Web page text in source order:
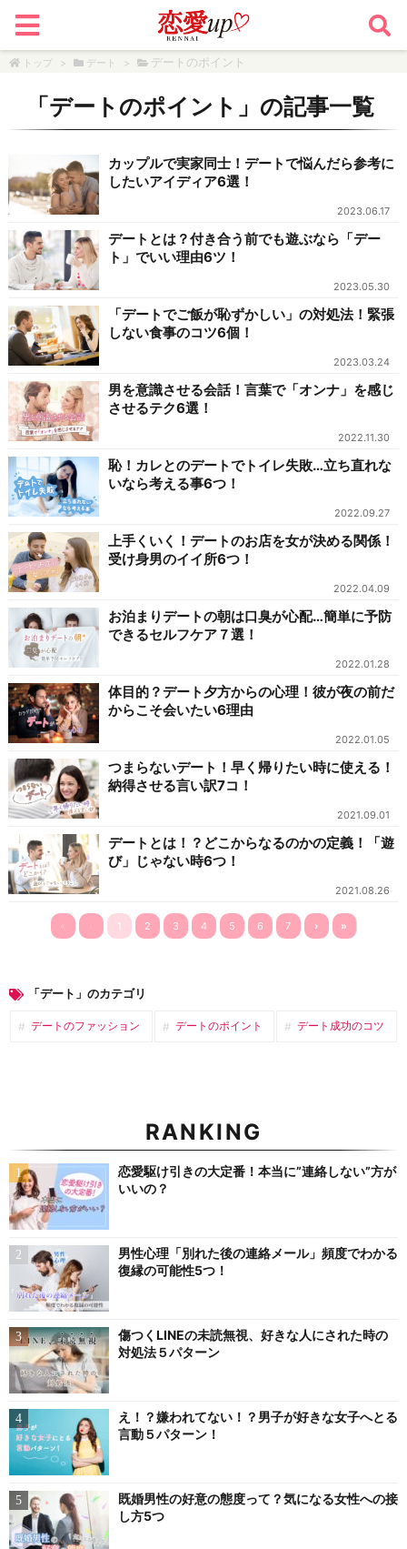
トップ > デート > デートのポイント
「デートのポイント 」の記事一覧
カップルで実家同士！デートで悩んだら参考に
したいアイディア6選！
2023.06.17
デートとは？付き合う前でも遊ぶなら「デー
ト」でいい理由6ツ！
2023.05.30
「デートでご飯が恥ずかしい」の対処法！緊張
しない食事のコツ6個！
2023.03.24
男を意識させる会話！言葉で「オンナ」を感じ
させるテク6選！
2022.11.30
恥！カレとのデートでトイレ失敗…立ち直れな
いなら考える事6つ！
2022.09.27
上手くいく！デートのお店を女が決める関係！
受け身男のイイ所6つ！
2022.04.09
お泊まりデートの朝は口臭が心配…簡単に予防
できるセルフケア７選！
2022.01.28
体目的？デート夕方からの心理！彼が夜の前だ
からこそ会いたい6理由
2022.01.05
つまらないデート！早く帰りたい時に使える！
納得させる言い訳7コ！
2021.09.01
デートとは！？どこからなるのかの定義！「遊
び」じゃない時6つ！
2021.08.26
1 2 3 4 5 6 7 › »
「デート」のカテゴリ
デートのファッション デートのポイント デート成功のコツ
RANKING
恋愛駆け引きの大定番！本当に”連絡しない”方が
いいの？
男性心理「別れた後の連絡メール」頻度でわかる
復縁の可能性5つ！
傷つくLINEの未読無視、好きな人にされた時の
対処法５パターン
え！？嫌われてない！？男子が好きな女子へとる
言動５パターン！
既婚男性の好意の態度って？気になる女性への接
し方5つ